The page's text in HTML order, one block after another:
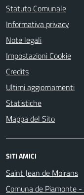
Statuto Comunale
Informativa privacy
Note legali
Impostazioni Cookie
Credits
Ultimi aggiornamenti
Statistiche
Mappa del Sito
SITI AMICI
Saint Jean de Moirans
Comuna de Piamonte